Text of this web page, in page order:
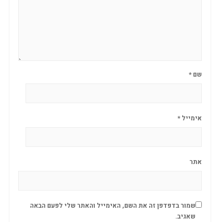
שם *
אימייל *
אתר
שמור בדפדפן זה את השם, האימייל והאתר שלי לפעם הבאה
שאגיב.